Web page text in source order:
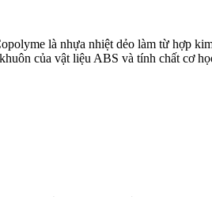
là nhựa nhiệt dẻo làm từ hợp
của vật liệu ABS và tính chất cơ